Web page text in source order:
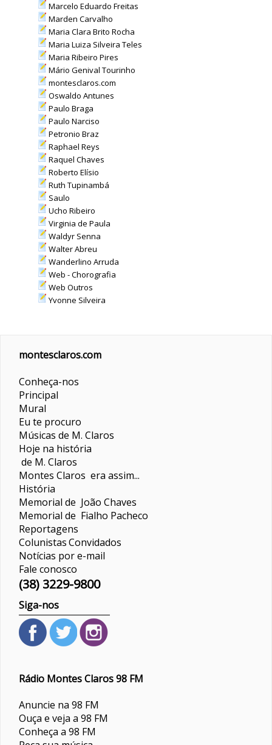
Marcelo Eduardo Freitas
Marden Carvalho
Maria Clara Brito Rocha
Maria Luiza Silveira Teles
Maria Ribeiro Pires
Mário Genival Tourinho
montesclaros.com
Oswaldo Antunes
Paulo Braga
Paulo Narciso
Petronio Braz
Raphael Reys
Raquel Chaves
Roberto Elísio
Ruth Tupinambá
Saulo
Ucho Ribeiro
Virginia de Paula
Waldyr Senna
Walter Abreu
Wanderlino Arruda
Web - Chorografia
Web Outros
Yvonne Silveira
montesclaros.com
Conheça-nos
Principal
Mural
Eu te procuro
Músicas de M. Claros
Hoje na história
de M. Claros
Montes Claros era assim...
História
Memorial de João Chaves
Memorial de Fialho Pacheco
Reportagens
ColunistasConvidados
Notícias por e-mail
Fale conosco
(38) 3229-9800
Siga-nos
Rádio Montes Claros 98 FM
Anuncie na 98 FM
Ouça e veja a 98 FM
Conheça a 98 FM